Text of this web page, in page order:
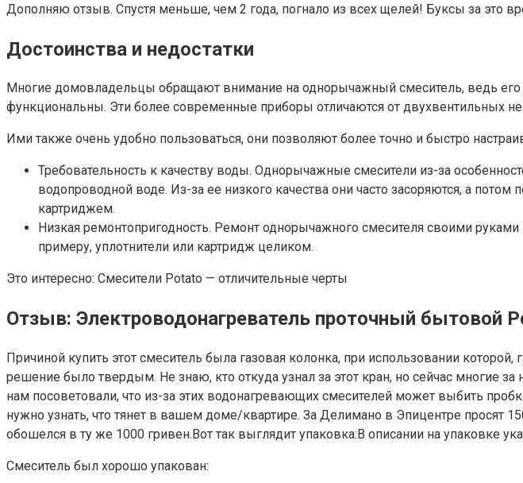
Дополняю отзыв. Спустя меньше, чем 2 года, погнало из всех щелей! Буксы за это
Достоинства и недостатки
Многие домовладельцы обращают внимание на однорычажный смеситель, ведь
функциональны. Эти более современные приборы отличаются от двухвентильных
Ими также очень удобно пользоваться, они позволяют более точно и быстро
Требовательность к качеству воды. Однорычажные смесители из-за
водопроводной воде. Из-за ее низкого качества они часто засоряются, а
картриджем.
Низкая ремонтопригодность. Ремонт однорычажного смесителя своими
примеру, уплотнители или картридж целиком.
Это интересно: Смесители Potato — отличительные черты
Отзыв: Электроводонагреватель проточный бытовой
Причиной купить этот смеситель была газовая колонка, при использовании
решение было твердым. Не знаю, кто откуда узнал за этот кран, но сейчас многие
нам посоветовали, что из-за этих водонагревающих смесителей может выбить
нужно узнать, что тянет в вашем доме/квартире. За Делимано в Эпицентре просят
обошелся в ту же 1000 гривен.Вот так выглядит упаковка:В описании на упаковке
Смеситель был хорошо упакован: